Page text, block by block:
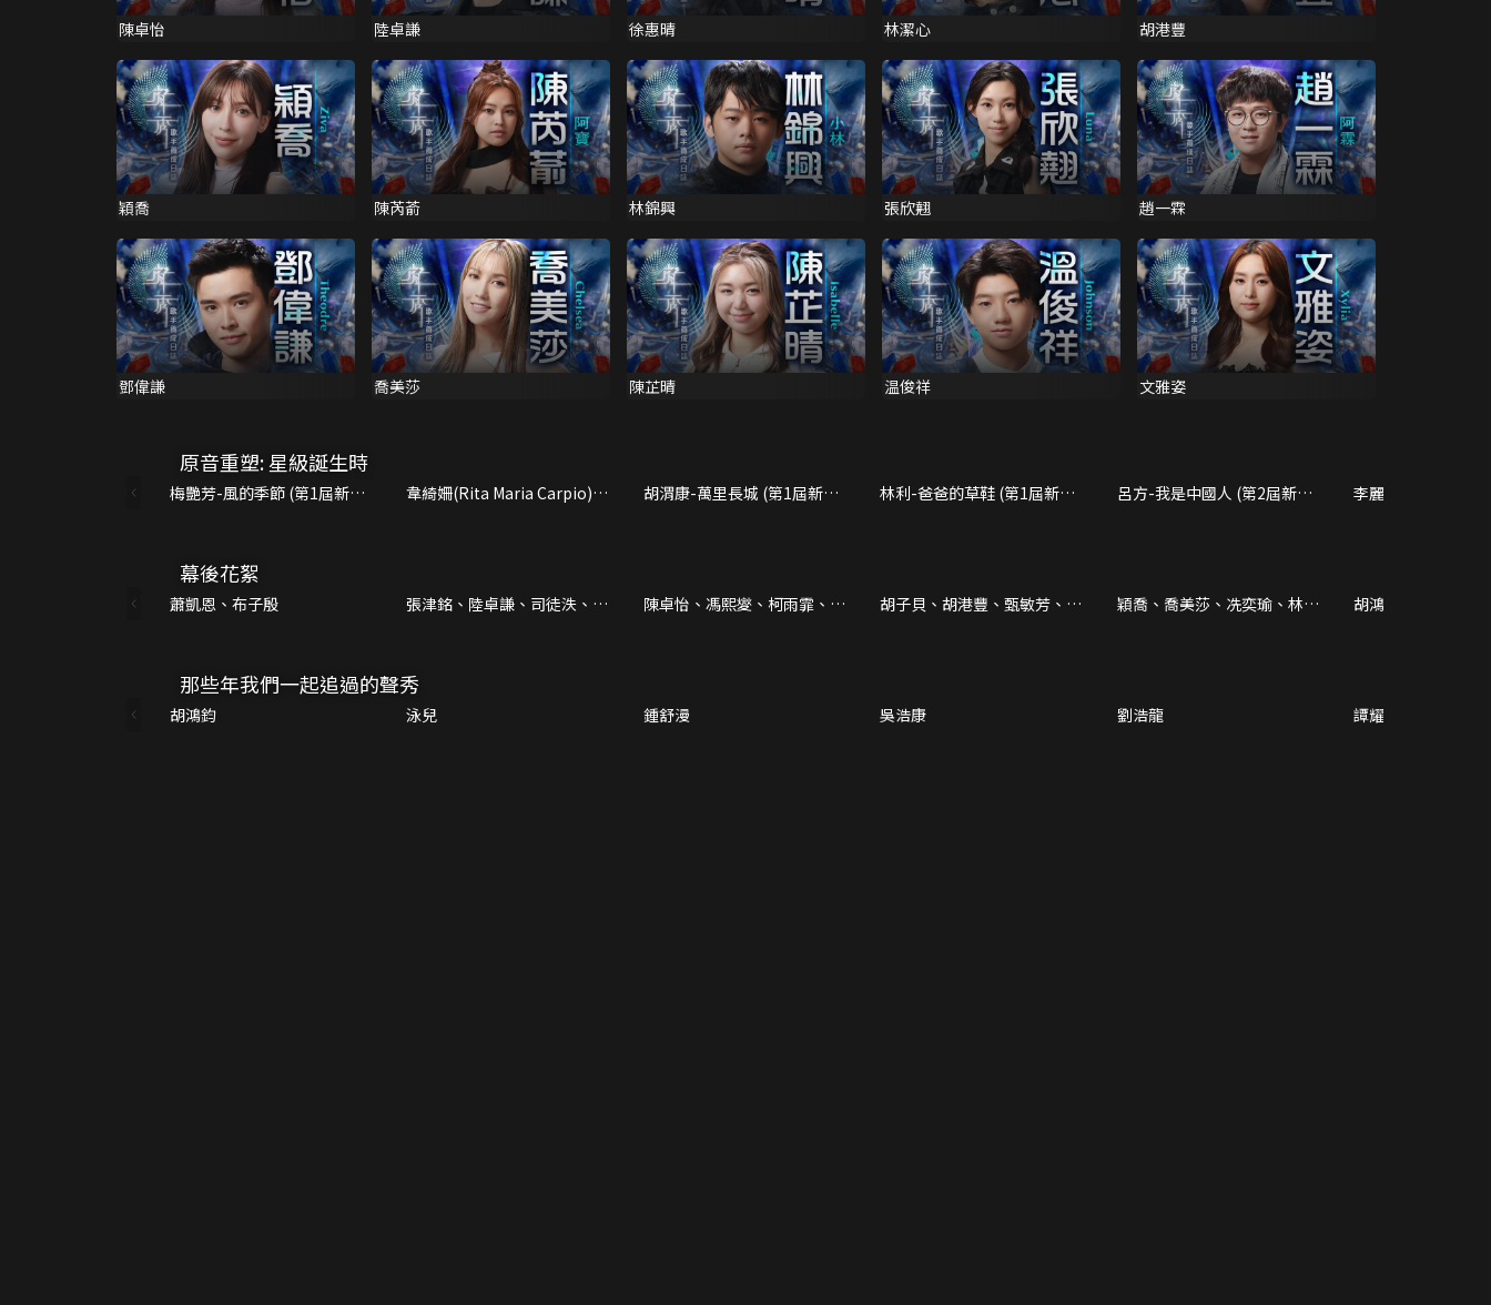
陳卓怡 陸卓謙 徐惠晴 林潔心 胡港豐
穎喬 陳芮萮 林錦興 張欣翹 趙一霖
鄧偉謙 喬美莎 陳芷晴 温俊祥 文雅姿
原音重塑: 星級誕生時
梅艷芳-風的季節 (第1屆新秀
韋綺姍(Rita Maria Carpio)-
胡渭康-萬里長城 (第1屆新秀
林利-爸爸的草鞋 (第1屆新秀
呂方-我是中國人 (第2屆新秀
李麗霞(黑妹)-
幕後花絮
蕭凱恩、布子殷
張津銘、陸卓謙、司徒泆、溫
陳卓怡、馮熙夑、柯雨霏、林
胡子貝、胡港豐、甄敏芳、文
穎喬、喬美莎、冼奕瑜、林潔
胡鴻鈞看當年
那些年我們一起追過的聲秀
胡鴻鈞 泳兒 鍾舒漫 吳浩康 劉浩龍 譚耀文